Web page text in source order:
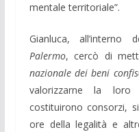
mentale territoriale”.
Gianluca, all’interno
Palermo, cercò di
nazionale dei beni
valorizzarne la
costituirono consorzi,
ore della legalità e